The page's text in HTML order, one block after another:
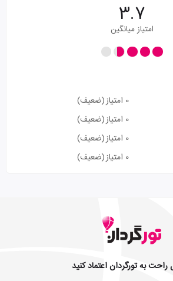
3.7
امتیاز میانگین
0 امتیاز
(ضعیف)
0 امتیاز
(ضعیف)
0 امتیاز
(ضعیف)
0 امتیاز (ضعیف)
راحت به تورگردان اعتماد کنید